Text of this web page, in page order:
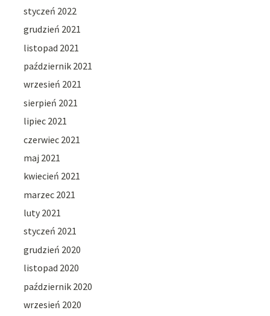
styczeń 2022
grudzień 2021
listopad 2021
październik 2021
wrzesień 2021
sierpień 2021
lipiec 2021
czerwiec 2021
maj 2021
kwiecień 2021
marzec 2021
luty 2021
styczeń 2021
grudzień 2020
listopad 2020
październik 2020
wrzesień 2020